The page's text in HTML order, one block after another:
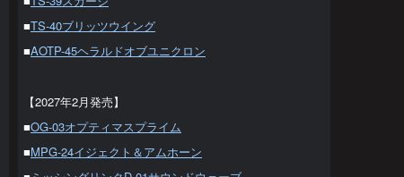
■TS-40ブリッツウイング
■AOTP-45ヘラルドオブユニクロン
【2027年2月発売】
■OG-03オプティマスプライム
■MPG-24イジェクト＆アムホーン